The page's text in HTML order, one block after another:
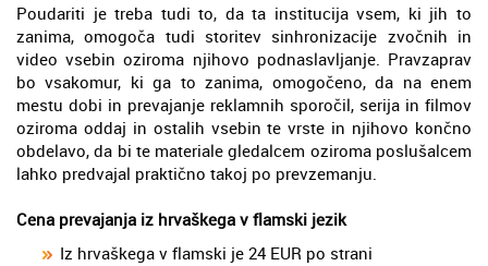
Poudariti je treba tudi to, da ta institucija vsem, ki jih to
zanima, omogoča tudi storitev sinhronizacije zvočnih in
video vsebin oziroma njihovo podnaslavljanje. Pravzaprav
bo vsakomur, ki ga to zanima, omogočeno, da na enem
mestu dobi in prevajanje reklamnih sporočil, serija in filmov
oziroma oddaj in ostalih vsebin te vrste in njihovo končno
obdelavo, da bi te materiale gledalcem oziroma poslušalcem
lahko predvajal praktično takoj po prevzemanju.
Cena prevajanja iz hrvaškega v flamski jezik
Iz hrvaškega v flamski je 24 EUR po strani